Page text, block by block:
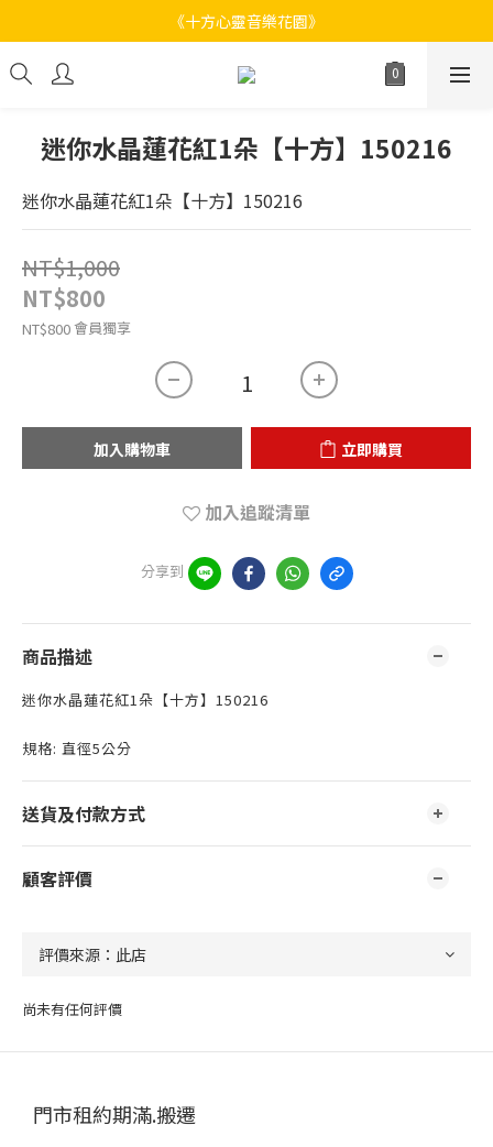
《十方心靈音樂花園》
《十方心靈音樂花園》
Welcome
迷你水晶蓮花紅1朵【十方】150216
迷你水晶蓮花紅1朵【十方】150216
NT$1,000
NT$800
NT$800會員獨享
加入購物車 立即購買
加入追蹤清單
分享到
商品描述
迷你水晶蓮花紅1朵【十方】150216
規格: 直徑5公分
送貨及付款方式
顧客評價
尚未有任何評價
門市租約期滿.搬遷